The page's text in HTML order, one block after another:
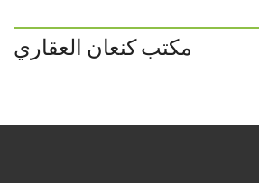
مكتب كنعان العقاري